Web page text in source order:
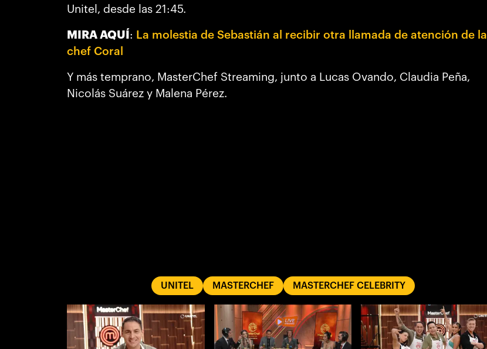
Unitel, desde las 21:45.
MIRA AQUÍ : La molestia de Sebastián al recibir otra llamada de atención de la
chef Coral
Y más temprano, MasterChef Streaming, junto a Lucas Ovando, Claudia Peña,
Nicolás Suárez y Malena Pérez.
UNITEL MASTERCHEF MASTERCHEF CELEBRITY